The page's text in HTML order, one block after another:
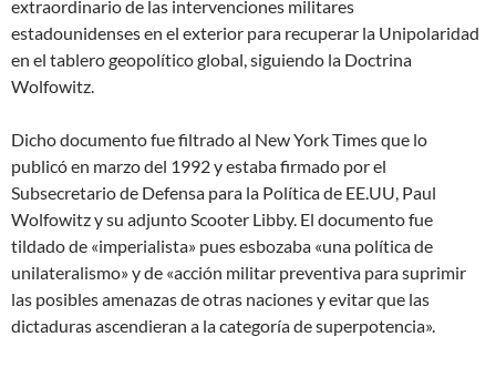
extraordinario de las intervenciones militares
estadounidenses en el exterior para recuperar la Unipolaridad
en el tablero geopolítico global, siguiendo la Doctrina
Wolfowitz.
Dicho documento fue filtrado al New York Times que lo
publicó en marzo del 1992 y estaba firmado por el
Subsecretario de Defensa para la Política de EE.UU, Paul
Wolfowitz y su adjunto Scooter Libby. El documento fue
tildado de «imperialista» pues esbozaba «una política de
unilateralismo» y de «acción militar preventiva para suprimir
las posibles amenazas de otras naciones y evitar que las
dictaduras ascendieran a la categoría de superpotencia».